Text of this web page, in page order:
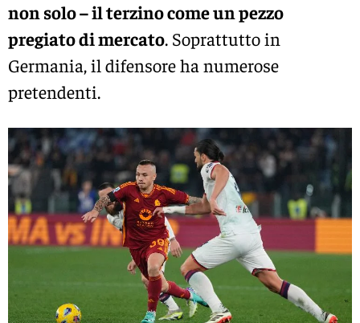
non solo – il terzino come un pezzo
pregiato di mercato. Soprattutto in
Germania, il difensore ha numerose
pretendenti.